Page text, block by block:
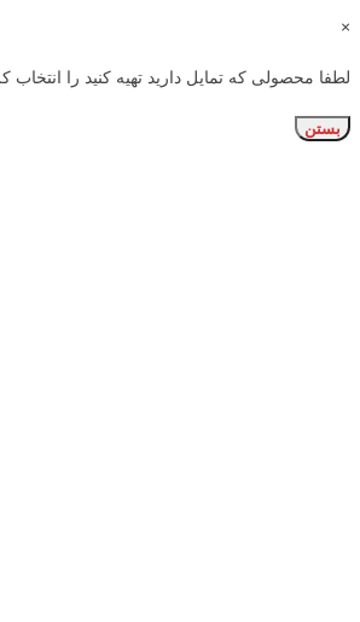
×
لطفا محصولی که تمایل دارید تهیه کنید را
بستن